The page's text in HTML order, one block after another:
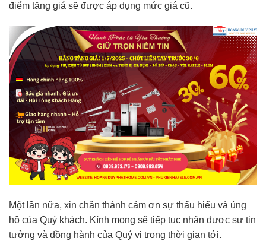
điểm tăng giá sẽ được áp dụng mức giá cũ.
Một lần nữa, xin chân thành cảm ơn sự thấu hiểu và ủng
hộ của Quý khách. Kính mong sẽ tiếp tục nhận được sự tin
tưởng và đồng hành của Quý vị trong thời gian tới.